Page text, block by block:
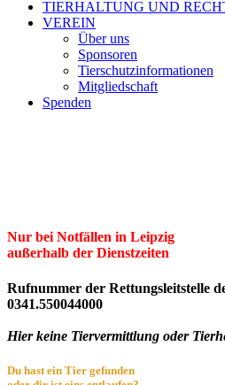
TIERHALTUNG UND
VEREIN
Über uns
Sponsoren
Tierschutzinformationen
Mitgliedschaft
Spenden
Nur bei Notfällen in Leipzig
außerhalb der Dienstzeiten
Rufnummer der Rettungsleitstelle
0341.550044000
Hier keine Tiervermittlung oder
Du hast ein Tier gefunden